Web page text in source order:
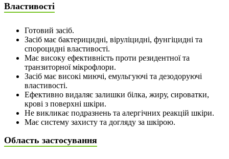
Властивості
Готовий засіб.
Засіб має бактерицидні, віруліцидні, фунгіцидні та
спороцидні властивості.
Має високу ефективність проти резидентної та
транзиторної мікрофлори.
Засіб має високі миючі, емульгуючі та дезодоруючі
властивості.
Ефективно видаляє залишки білка, жиру, сироватки,
крові з поверхні шкіри.
Не викликає подразнень та алергічних реакцій шкіри.
Має систему захисту та догляду за шкірою.
Область застосування